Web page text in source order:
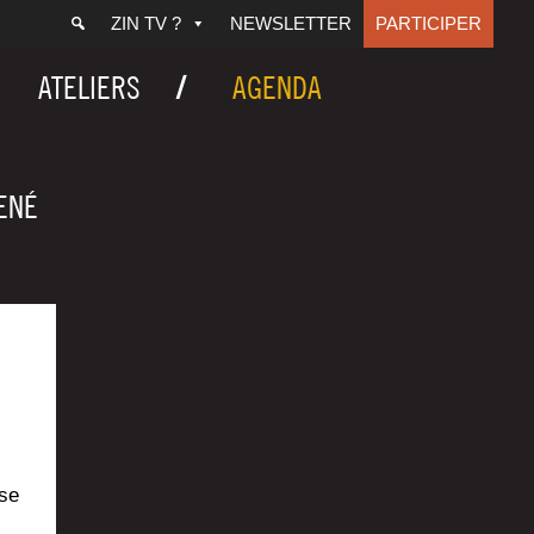
ZIN TV ? NEWSLETTER PARTICIPER
ATELIERS AGENDA